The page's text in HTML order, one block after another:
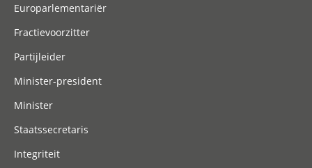
Europarlementariër
Fractievoorzitter
Partijleider
Minister-president
Minister
Staatssecretaris
Integriteit